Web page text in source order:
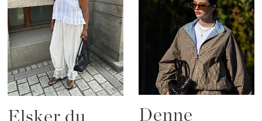
Elsker du
Denne